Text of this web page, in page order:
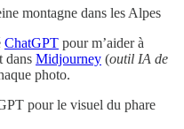
montagne dans les Alpes
ChatGPT pour m’aider à
dans Midjourney (outil IA de
photo.
pour le visuel du phare